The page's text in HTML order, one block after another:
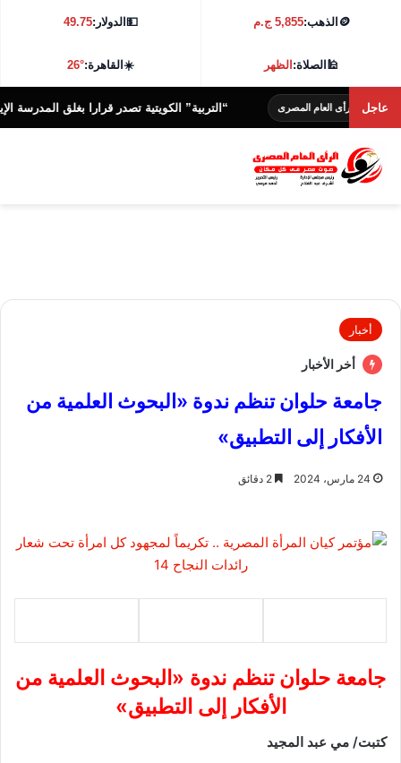
🪙 الذهب:5,855 ج.م 💵الدولار:49.75
🕌الصلاة:الظهر ☀️القاهرة:26°
عاجل
الرأى العام المصرى “التربية” الكويتية تصدر قرارا بغلق المدرسة الإيرانية
أخبار
أخر الأخبار
جامعة حلوان تنظم ندوة «البحوث العلمية من
الأفكار إلى التطبيق»
24 مارس، 2024
جامعة حلوان تنظم ندوة «البحوث العلمية من
الأفكار إلى التطبيق»
كتبت/ مي عبد المجيد